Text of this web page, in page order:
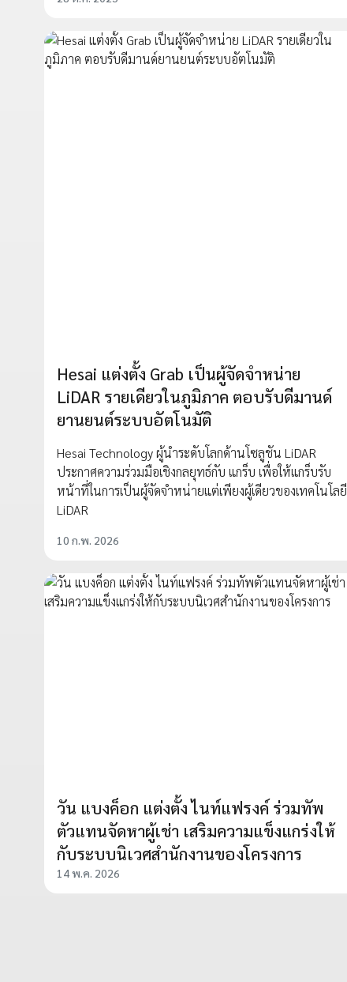
Hesai แต่งตั้ง Grab เป็นผู้จัดจำหน่าย
LiDAR รายเดียวในภูมิภาค ตอบรับดีมานด์
ยานยนต์ระบบอัตโนมัติ
Hesai Technology ผู้นำระดับโลกด้านโซลูชัน LiDAR
ประกาศความร่วมมือเชิงกลยุทธ์กับ แกร็บ เพื่อให้แกร็บรับ
หน้าที่ในการเป็นผู้จัดจำหน่ายแต่เพียงผู้เดียวของเทคโนโลยี
LiDAR
10 ก.พ. 2026
วัน แบงค็อก แต่งตั้ง ไนท์แฟรงค์ ร่วมทัพ
ตัวแทนจัดหาผู้เช่า เสริมความแข็งแกร่งให้
กับระบบนิเวศสำนักงานของโครงการ
14 พ.ค. 2026